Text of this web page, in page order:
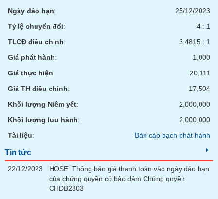
Ngày đáo hạn:
25/12/2023
Tỷ lệ chuyển đổi:
4 : 1
TLCĐ điều chỉnh:
3.4815 : 1
Giá phát hành:
1,000
Giá thực hiện:
20,111
Giá TH điều chỉnh:
17,504
Khối lượng Niêm yết:
2,000,000
Khối lượng lưu hành:
2,000,000
Tài liệu: Bản cáo bạch phát hành
Tin tức
22/12/2023
HOSE: Thông báo giá thanh toán vào ngày đáo hạn
của chứng quyền có bảo đảm Chứng quyền
CHDB2303